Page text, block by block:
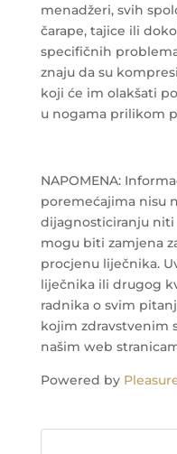
menadžeri, svih
čarape, tajice ili
specifičnih
znaju da su
koji će im olakšati
u nogama prilikom
NAPOMENA:
poremećajima nisu
dijagnosticiranju
mogu biti zamjena
procjenu liječnika.
liječnika ili drugog
radnika o svim
kojim zdravstvenim
našim web
Powered by